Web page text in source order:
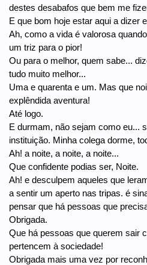
destes desabafos que bem me
E que bom hoje estar aqui a dizer
Ah, como a vida é valorosa
um triz para o pior!
Ou para o melhor, quem sabe...
tudo muito melhor...
Uma e quarenta e um. Mas que
explêndida aventura!
Até logo.
E durmam, não sejam como eu...
instituição. Minha colega dorme,
Ah! a noite, a noite, a noite...
Que confidente podias ser, Noite.
Ah! e desculpem aqueles que
a sentir um aperto nas tripas. é
pensar que há pessoas que
Obrigada.
Que há pessoas que querem sair
pertencem à sociedade!
Obrigada mais uma vez por